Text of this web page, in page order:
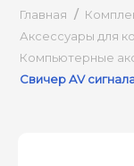
Главная /
Аксессуары для
Компьютерные
Свичер AV